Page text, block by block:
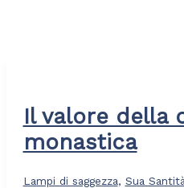
Il valore della
monastica
Lampi di saggezza, Sua